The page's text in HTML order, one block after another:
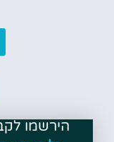
הירשמו